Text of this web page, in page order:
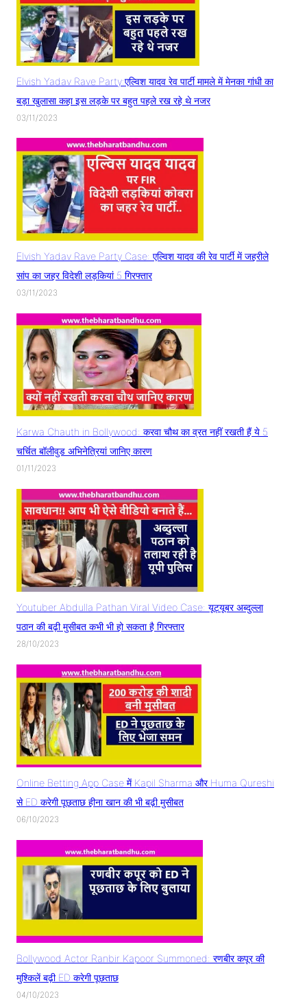
Elvish Yadav Rave Party:एल्विश यादव रेव पार्टी मामले में मेनका गांधी का
बड़ा खुलासा कहा इस लड़के पर बहुत पहले रख रहे थे नजर
03/11/2023
Elvish Yadav Rave Party Case: एल्विश यादव की रेव पार्टी में जहरीले
सांप का जहर विदेशी लड़कियां 5 गिरफ्तार
03/11/2023
Karwa Chauth in Bollywood: करवा चौथ का व्रत नहीं रखती हैं ये 5
चर्चित बॉलीवुड अभिनेत्रियां जानिए कारण
01/11/2023
Youtuber Abdulla Pathan Viral Video Case: यूट्यूबर अब्दुल्ला
पठान की बढ़ी मुसीबत कभी भी हो सकता है गिरफ्तार
28/10/2023
Online Betting App Case में Kapil Sharma और Huma Qureshi
से ED करेगी पूछताछ हीना खान की भी बढ़ी मुसीबत
06/10/2023
Bollywood Actor Ranbir Kapoor Summoned: रणबीर कपूर की
मुश्किलें बढ़ी ED करेगी पूछताछ
04/10/2023